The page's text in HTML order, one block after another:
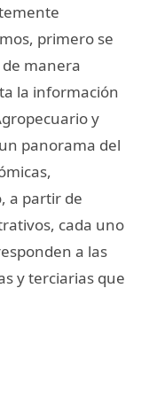
primero se
manera
la información
y
panorama del
a partir de
cada uno
a las
y terciarias que